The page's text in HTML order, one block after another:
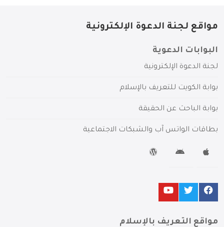
مواقع لجنة الدعوة الإلكترونية
البوابات الدعوية
لجنة الدعوة الإلكترونية
بوابة الكويت للتعريف بالإسلام
بوابة الباحث عن الحقيقة
بطاقات الواتس آب والشبكات الاجتماعية
مواقع التعريف بالإسلام